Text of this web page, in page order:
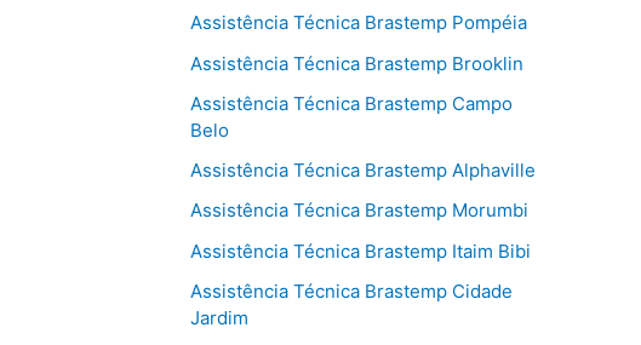
Assistência Técnica Brastemp Pompéia
Assistência Técnica Brastemp Brooklin
Assistência Técnica Brastemp Campo
Belo
Assistência Técnica Brastemp Alphaville
Assistência Técnica Brastemp Morumbi
Assistência Técnica Brastemp Itaim Bibi
Assistência Técnica Brastemp Cidade
Jardim